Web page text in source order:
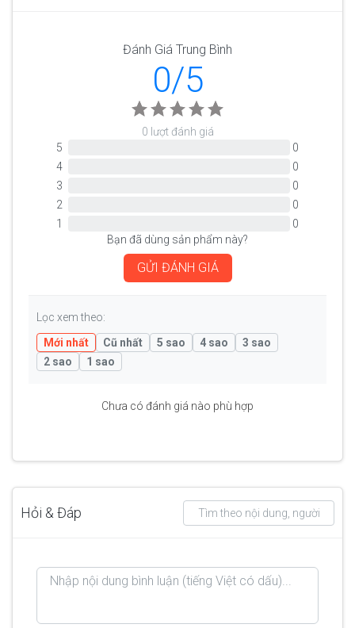
Đánh Giá Trung Bình
0/5
0 lượt đánh giá
5
0
4
0
3
0
2
0
1
0
Bạn đã dùng sản phẩm này?
GỬI ĐÁNH GIÁ
Lọc xem theo:
Mới nhất
Cũ nhất 5 sao 4 sao
3 sao
2 sao
1 sao
Chưa có đánh giá nào phù hợp
Hỏi & Đáp